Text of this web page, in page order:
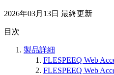
2026年03月13日 最終更新
目次
製品詳細
FLESPEEQ Web
FLESPEEQ Web